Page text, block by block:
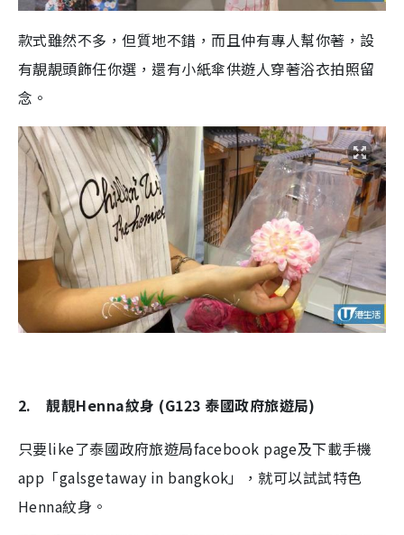
款式雖然不多，但質地不錯，而且仲有專人幫你著，設
有靚靚頭飾任你選，還有小紙傘供遊人穿著浴衣拍照留
念。
2. 靚靚Henna紋身 (G123 泰國政府旅遊局)
只要like了泰國政府旅遊局facebook page及下載手機
app「galsgetaway in bangkok」，就可以試試特色
Henna紋身。